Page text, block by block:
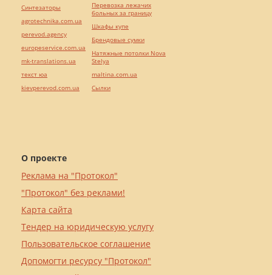
О проекте
Реклама на "Протокол"
"Протокол" без реклами!
Карта сайта
Тендер на юридическую услугу
Пользовательское соглашение
Допомогти ресурсу "Протокол"
Синтезаторы
agrotechnika.com.ua
perevod.agency
europeservice.com.ua
mk-translations.ua
текст юа
kievperevod.com.ua
Перевозка лежачих
больных за границу
Шкафы купе
Брендовые сумки
Натяжные потолки Nova
Stelya
maltina.com.ua
Cылки